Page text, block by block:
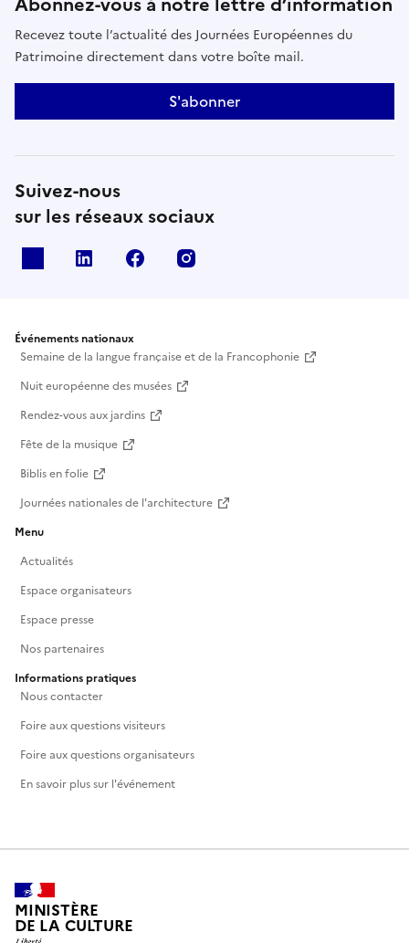
Recevez toute l’actualité des Journées Européennes du
Patrimoine directement dans votre boîte mail.
S'abonner
Suivez-nous
sur les réseaux sociaux
Linkedin Facebook
Événements nationaux
Semaine de la langue française et de la Francophonie
Nuit européenne des musées
Rendez-vous aux jardins
Fête de la musique
Biblis en folie
Journées nationales de l'architecture
Menu
Actualités
Espace organisateurs
Espace presse
Nos partenaires
Informations pratiques
Nous contacter
Foire aux questions visiteurs
Foire aux questions organisateurs
En savoir plus sur l'événement
MINISTÈRE
DE LA CULTURE